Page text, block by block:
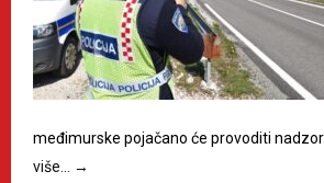
međimurske pojačano će provoditi nadzor
više…
→